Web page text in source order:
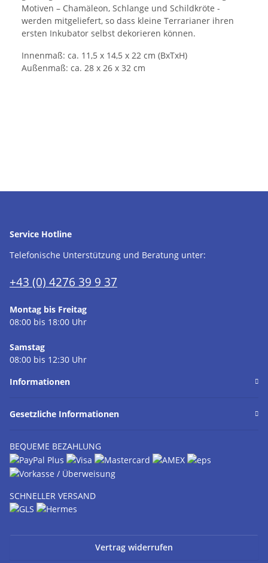
Motiven – Chamäleon, Schlange und Schildkröte -
werden mitgeliefert, so dass kleine Terrarianer ihren
ersten Inkubator selbst dekorieren können.
Innenmaß: ca. 11,5 x 14,5 x 22 cm (BxTxH)
Außenmaß: ca. 28 x 26 x 32 cm
Service Hotline
Telefonische Unterstützung und Beratung unter:
+43 (0) 4276 39 9 37
Montag bis Freitag
08:00 bis 18:00 Uhr
Samstag
08:00 bis 12:30 Uhr
Informationen
Gesetzliche Informationen
BEQUEME BEZAHLUNG
SCHNELLER VERSAND
Vertrag widerrufen